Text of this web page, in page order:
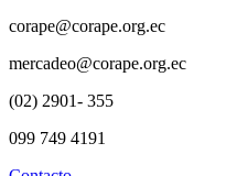
corape@corape.org.ec
mercadeo@corape.org.ec
(02) 2901- 355
099 749 4191